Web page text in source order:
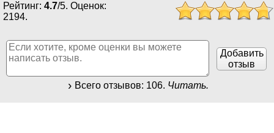
Рейтинг: 4.7/5. Оценок:
2194.
Добавить
отзыв
Всего отзывов: 106. Читать.